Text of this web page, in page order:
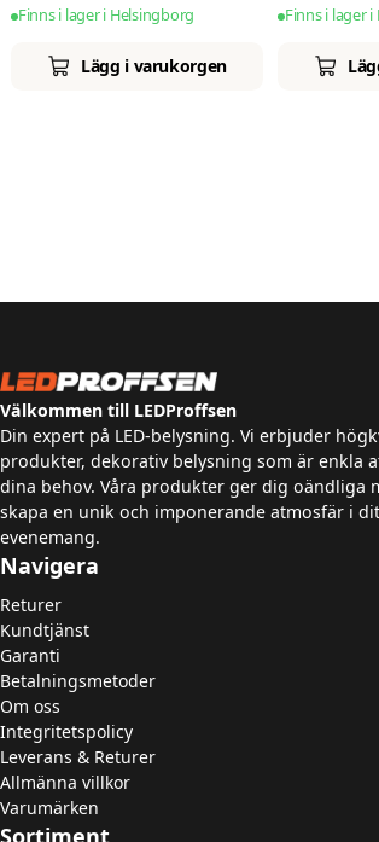
Finns i lager i Helsingborg
Lägg i varukorgen
Finns i lager
Välkommen till LEDProffsen
Din expert på LED-belysning. Vi erbjuder
produkter, dekorativ belysning som är enkla
dina behov. Våra produkter ger dig oändliga
skapa en unik och imponerande atmosfär i
evenemang.
Navigera
Returer
Kundtjänst
Garanti
Betalningsmetoder
Om oss
Integritetspolicy
Leverans & Returer
Allmänna villkor
Varumärken
Sortiment